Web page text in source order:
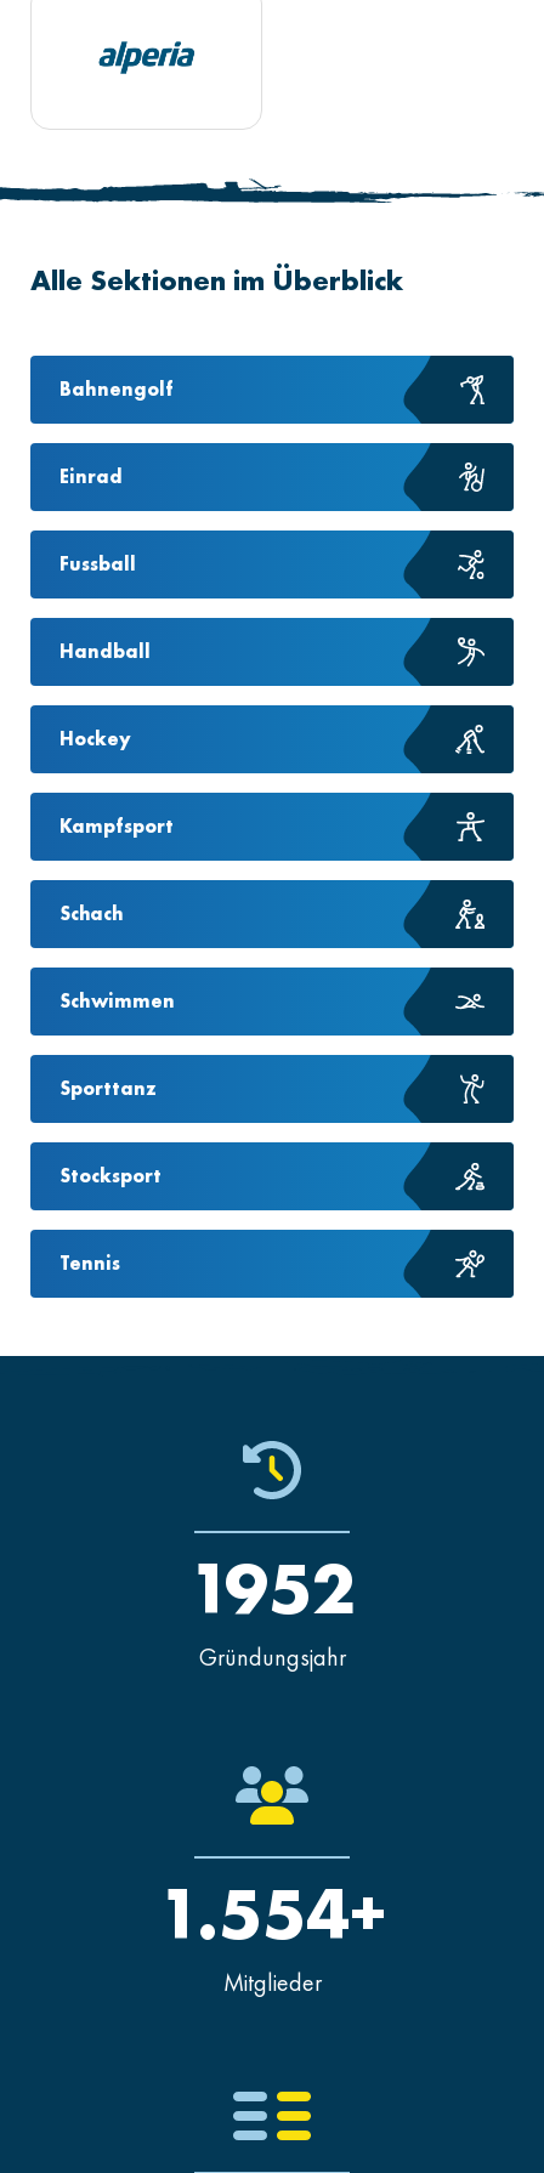
Alle Sektionen im Überblick
Bahnengolf
Einrad
Fussball
Handball
Hockey
Kampfsport
Schach
Schwimmen
Sporttanz
Stocksport
Tennis
Gründungsjahr
1952
Mitglieder
1.554+